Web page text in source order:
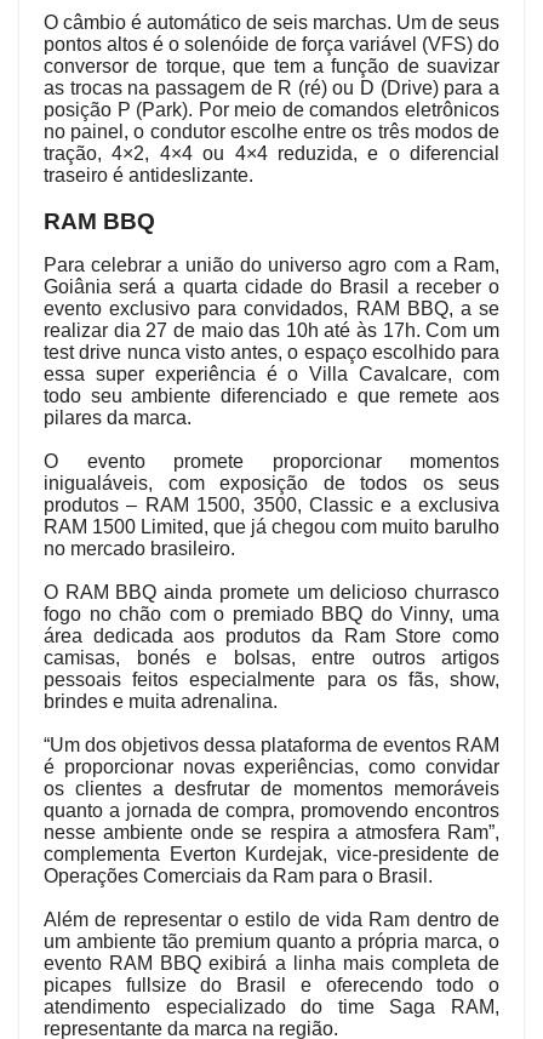
O câmbio é automático de seis marchas. Um de seus
pontos altos é o solenóide de força variável (VFS) do
conversor de torque, que tem a função de suavizar
as trocas na passagem de R (ré) ou D (Drive) para a
posição P (Park). Por meio de comandos eletrônicos
no painel, o condutor escolhe entre os três modos de
tração, 4×2, 4×4 ou 4×4 reduzida, e o diferencial
traseiro é antideslizante.
RAM BBQ
Para celebrar a união do universo agro com a Ram,
Goiânia será a quarta cidade do Brasil a receber o
evento exclusivo para convidados, RAM BBQ, a se
realizar dia 27 de maio das 10h até às 17h. Com um
test drive nunca visto antes, o espaço escolhido para
essa super experiência é o Villa Cavalcare, com
todo seu ambiente diferenciado e que remete aos
pilares da marca.
O evento promete proporcionar momentos
inigualáveis, com exposição de todos os seus
produtos – RAM 1500, 3500, Classic e a exclusiva
RAM 1500 Limited, que já chegou com muito barulho
no mercado brasileiro.
O RAM BBQ ainda promete um delicioso churrasco
fogo no chão com o premiado BBQ do Vinny, uma
área dedicada aos produtos da Ram Store como
camisas, bonés e bolsas, entre outros artigos
pessoais feitos especialmente para os fãs, show,
brindes e muita adrenalina.
“Um dos objetivos dessa plataforma de eventos RAM
é proporcionar novas experiências, como convidar
os clientes a desfrutar de momentos memoráveis
quanto a jornada de compra, promovendo encontros
nesse ambiente onde se respira a atmosfera Ram”,
complementa Everton Kurdejak, vice-presidente de
Operações Comerciais da Ram para o Brasil.
Além de representar o estilo de vida Ram dentro de
um ambiente tão premium quanto a própria marca, o
evento RAM BBQ exibirá a linha mais completa de
picapes fullsize do Brasil e oferecendo todo o
atendimento especializado do time Saga RAM,
representante da marca na região.